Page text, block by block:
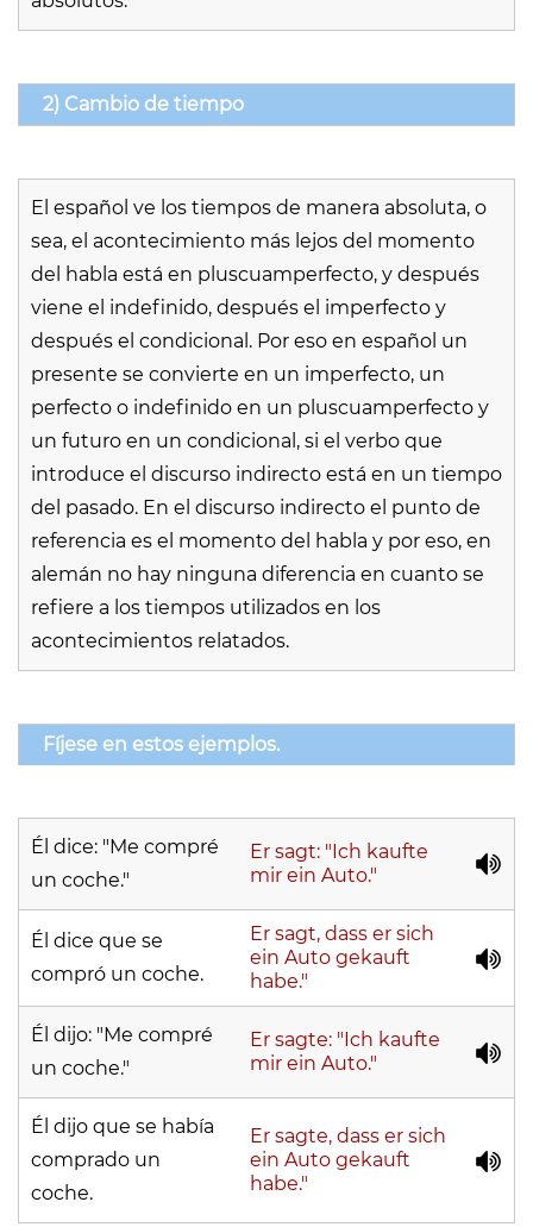
2) Cambio de tiempo
El español ve los tiempos de manera absoluta, o
sea, el acontecimiento más lejos del momento
del habla está en pluscuamperfecto, y después
viene el indefinido, después el imperfecto y
después el condicional. Por eso en español un
presente se convierte en un imperfecto, un
perfecto o indefinido en un pluscuamperfecto y
un futuro en un condicional, si el verbo que
introduce el discurso indirecto está en un tiempo
del pasado. En el discurso indirecto el punto de
referencia es el momento del habla y por eso, en
alemán no hay ninguna diferencia en cuanto se
refiere a los tiempos utilizados en los
acontecimientos relatados.
Fíjese en estos ejemplos.
Él dice: "Me compré
un coche."
Er sagt: "Ich kaufte
mir ein Auto."
Él dice que se
compró un coche.
Er sagt, dass er sich
ein Auto gekauft
habe."
Él dijo: "Me compré
un coche."
Er sagte: "Ich kaufte
mir ein Auto."
Él dijo que se había
comprado un
coche.
Er sagte, dass er sich
ein Auto gekauft
habe."